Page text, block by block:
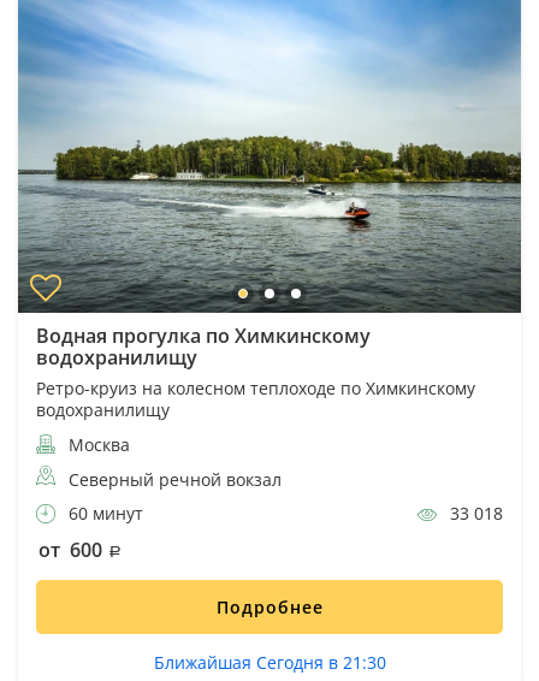
Водная прогулка по Химкинскому
водохранилищу
Ретро-круиз на колесном теплоходе по Химкинскому
водохранилищу
Москва
Северный речной вокзал
60 минут
33 018
от 600
Подробнее
Ближайшая Сегодня в 21:30